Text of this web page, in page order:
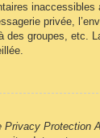
privée,
des groupes, etc.
Privacy Protection